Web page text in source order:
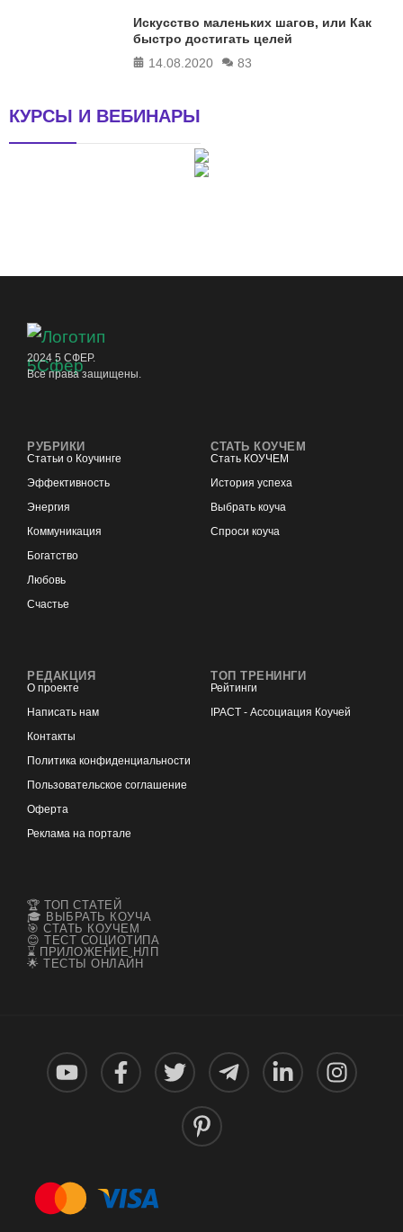
Искусство маленьких шагов, или Как
быстро достигать целей
14.08.2020
83
КУРСЫ И ВЕБИНАРЫ
2024 5 СФЕР.
Все права защищены.
РУБРИКИ
Статьи о Коучинге
Эффективность
Энергия
Коммуникация
Богатство
Любовь
Счастье
СТАТЬ КОУЧЕМ
Стать КОУЧЕМ
История успеха
Выбрать коуча
Спроси коуча
РЕДАКЦИЯ
О проекте
Написать нам
Контакты
Политика конфиденциальности
Пользовательское соглашение
Оферта
Реклама на портале
ТОП ТРЕНИНГИ
Рейтинги
IPACT - Ассоциация Коучей
🏆 ТОП СТАТЕЙ
🎓 ВЫБРАТЬ КОУЧА
🎯 СТАТЬ КОУЧЕМ
😊 ТЕСТ СОЦИОТИПА
⌛ ПРИЛОЖЕНИЕ НЛП
🌟 ТЕСТЫ ОНЛАЙН